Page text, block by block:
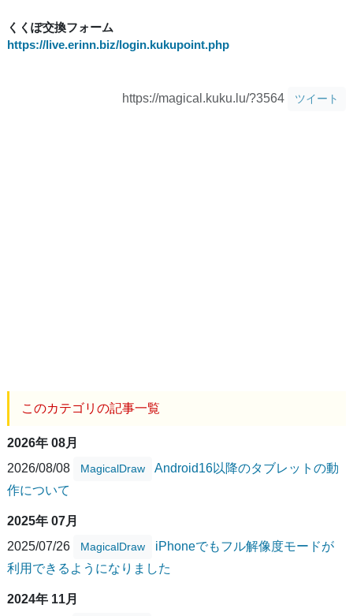
くくぽ交換フォーム
https://live.erinn.biz/login.kukupoint.php
https://magical.kuku.lu/?3564 ツイート
このカテゴリの記事一覧
2026年 08月
2026/08/08
MagicalDraw
Android16以降のタブレットの動
作について
2025年 07月
2025/07/26
MagicalDraw
iPhoneでもフル解像度モードが
利用できるようになりました
2024年 11月